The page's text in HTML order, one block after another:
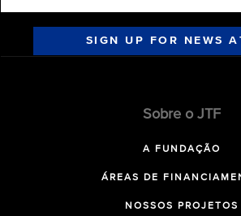
SIGN UP FOR NEWS
Sobre o JTF
A FUNDAÇÃO
ÁREAS DE
NOSSOS PROJETOS